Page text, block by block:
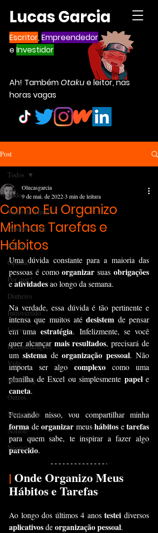
Lucas Garcia
Escritor,Empreendedor
eInvestidor
Ah! TambémOtakue leitor, nas
horas vagas
Post
Todos
Visão de Mundo
Produtividade
Escrita
Opinião
Por que?
Dinheiro
Introvertido
Livros
Recomendações
Vida
Marketing
Outros
Minha Vida
Notion
Negócios
Todos
Como Eu Organizo
Minhas Tarefas e
Hábitos
Olucasgarcia
9 de mai. de 20223 min de leitura
Uma dúvida constante para a maioria das
pessoas é como organizar suas
e atividades ao longo da semana.
Na verdade, essa dúvida é tão pertinente e
intensa que muitos até desistem de pensar
em uma estratégia. Infelizmente, se você
quer alcançar mais resultados, precisará de
um sistema de organização pessoal. Não
importa ser algo complexo como uma
planilha de Excel ou simplesmente papel
caneta.
forma de organizar meus hábitos e
parecido.
| Onde Organizo Meus
Hábitos e Tarefas
Ao longo dos últimos 4 anos testei
aplicativos de organização pessoal.